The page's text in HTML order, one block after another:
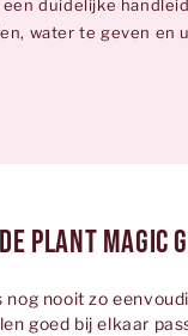
duidelijke
water te geven en
Plant Magic
nooit zo
goed bij elkaar